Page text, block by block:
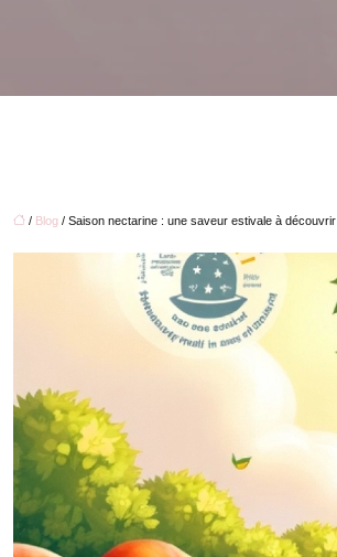
/ Blog / Saison nectarine : une saveur estivale à découvrir